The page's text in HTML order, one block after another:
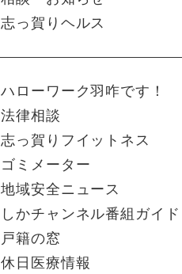
志っ賀りヘルス
ハローワーク羽咋です！
法律相談
志っ賀りフイットネス
ゴミメーター
地域安全ニュース
しかチャンネル番組ガイド
戸籍の窓
休日医療情報